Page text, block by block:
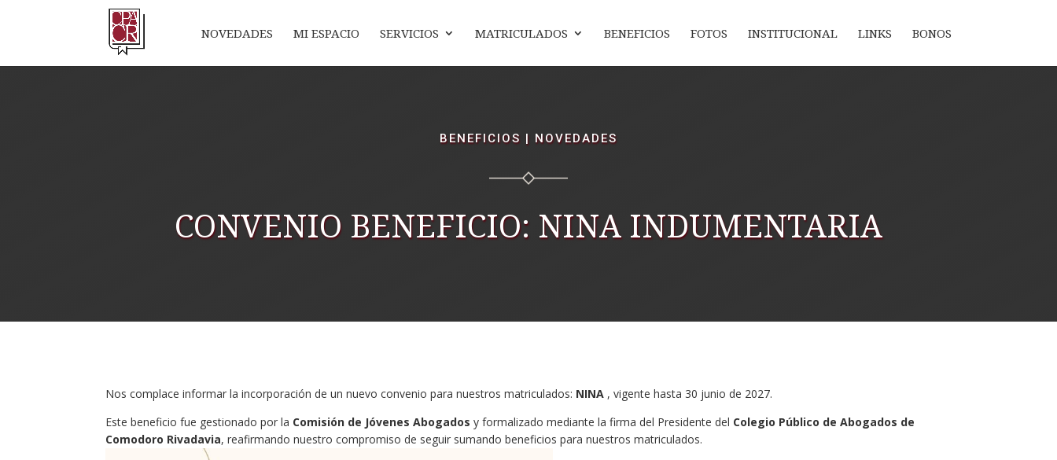
NOVEDADES MI ESPACIO SERVICIOS MATRICULADOS BENEFICIOS FOTOS INSTITUCIONAL LINKS BONOS
BENEFICIOS | NOVEDADES
CONVENIO BENEFICIO: NINA INDUMENTARIA
Nos complace informar la incorporación de un nuevo convenio para nuestros matriculados: NINA , vigente hasta 30 junio de 2027.
Este beneficio fue gestionado por la Comisión de Jóvenes Abogados y formalizado mediante la firma del Presidente del Colegio Público de Abogados de
Comodoro Rivadavia, reafirmando nuestro compromiso de seguir sumando beneficios para nuestros matriculados.